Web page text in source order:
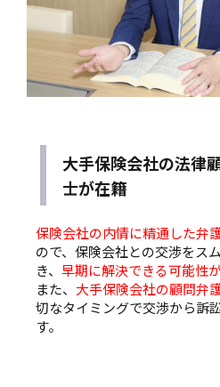
大手保険会社の法律
士が在籍
保険会社の内情に精通した弁
ので、保険会社との交渉をス
き、 早期に解決できる可能性
また、 大手保険会社の顧問弁
切なタイミングで交渉から訴
す。